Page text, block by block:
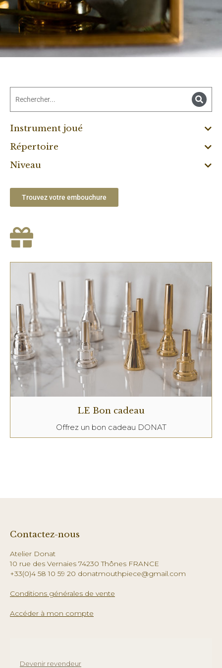
Instrument joué
Répertoire
Niveau
Trouvez votre embouchure
LE Bon cadeau
Offrez un bon cadeau DONAT
Contactez-nous
Atelier Donat
10 rue des Vernaies 74230 Thônes FRANCE
+33(0)4 58 10 59 20 donatmouthpiece@gmail.com
Conditions générales de vente
Accéder à mon compte
Devenir revendeur